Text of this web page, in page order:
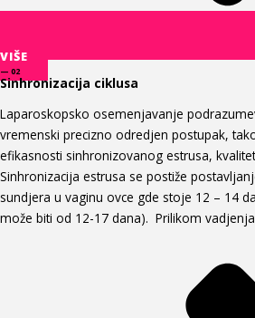
VIŠE
— 02
Sinhronizacija ciklusa
Laparoskopsko osemenjavanje
vremenski precizno odredjen postupak,
efikasnosti sinhronizovanog estrusa,
Sinhronizacija estrusa se postiže
sundjera u vaginu ovce gde stoje 12 – 14
može biti od 12-17 dana). Prilikom